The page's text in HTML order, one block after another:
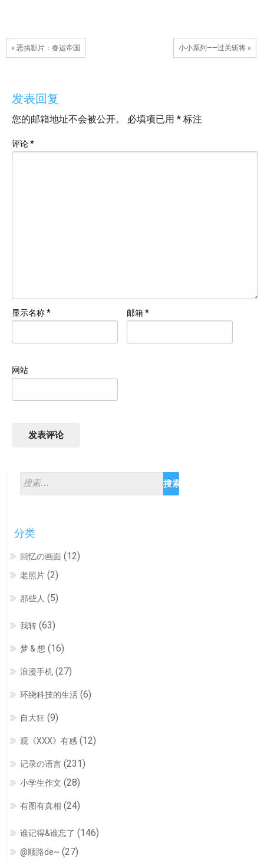
« 恶搞影片：春运帝国 小小系列——过关斩将 »
发表回复
您的邮箱地址不会被公开。 必填项已用 * 标注
评论*
显示名称* 邮箱*
网站
分类
回忆の画面 (12)
老照片 (2)
那些人 (5)
我转 (63)
梦 & 想 (16)
浪漫手机 (27)
环绕科技的生活 (6)
自大狂 (9)
观《XXX》有感 (12)
记录の语言 (231)
小学生作文 (28)
有图有真相 (24)
谁记得&谁忘了 (146)
@顺路de~ (27)